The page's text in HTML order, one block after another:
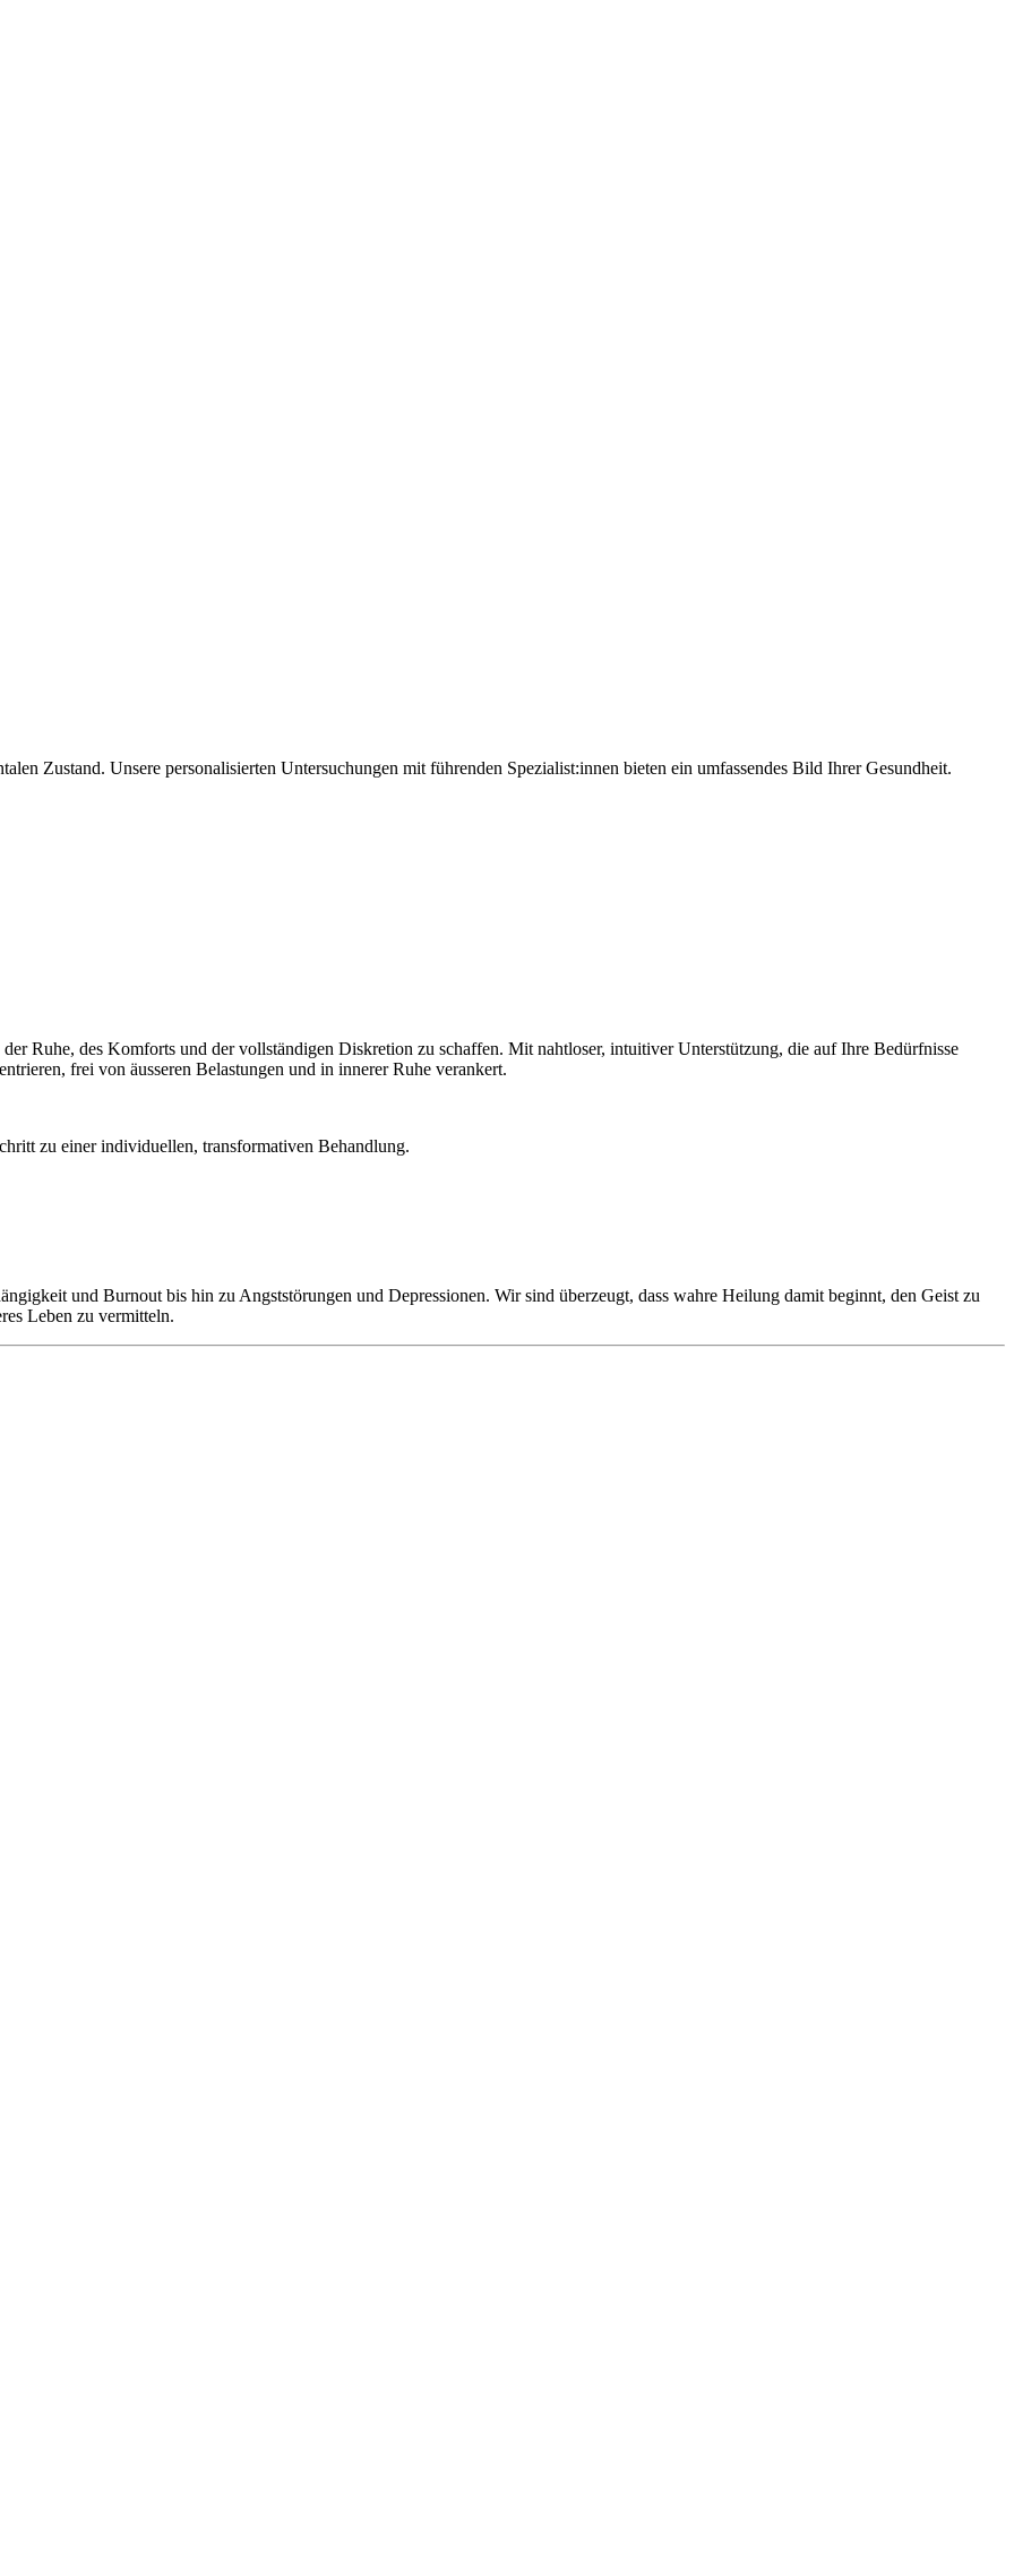
Zustand. Unsere personalisierten Untersuchungen mit führenden Spezialist:innen bieten ein umfassendes Bild Ihrer Gesundheit.
Ruhe, des Komforts und der vollständigen Diskretion zu schaffen. Mit nahtloser, intuitiver Unterstützung, die auf Ihre Bedürfnisse
frei von äusseren Belastungen und in innerer Ruhe verankert.
zu einer individuellen, transformativen Behandlung.
und Burnout bis hin zu Angststörungen und Depressionen. Wir sind überzeugt, dass wahre Heilung damit beginnt, den Geist zu
Leben zu vermitteln.